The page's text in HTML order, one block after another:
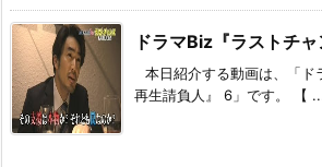
ドラマBiz『ラストチ
本日紹介する動画は、「ド
再生請負人』 6」です。 【